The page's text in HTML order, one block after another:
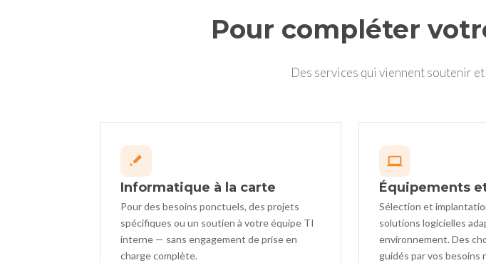
Pour compléter
Des services qui viennent soutenir
Informatique à la carte
Pour des besoins ponctuels, des projets
spécifiques ou un soutien à votre équipe TI
interne — sans engagement de prise en
charge complète.
Équipements
Sélection et
solutions logicielles
environnement. Des
guidés par vos besoins